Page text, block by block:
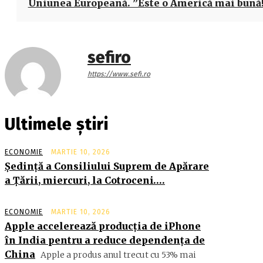
Uniunea Europeană. ”Este o Americă mai
sefiro
https://www.sefi.ro
Ultimele știri
ECONOMIE MARTIE 10, 2026
Şedinţă a Consiliului Suprem de Apărare
a Ţării, miercuri, la Cotroceni….
ECONOMIE MARTIE 10, 2026
Apple accelerează producția de iPhone
în India pentru a reduce dependența de
China Apple a produs anul trecut cu 53% mai